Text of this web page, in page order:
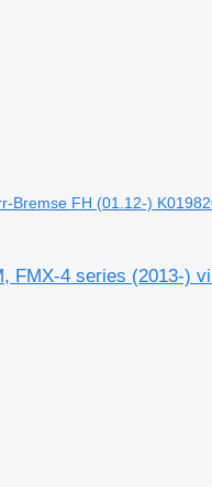
Bremse FH (01.12-)
FMX-4 series (2013-)